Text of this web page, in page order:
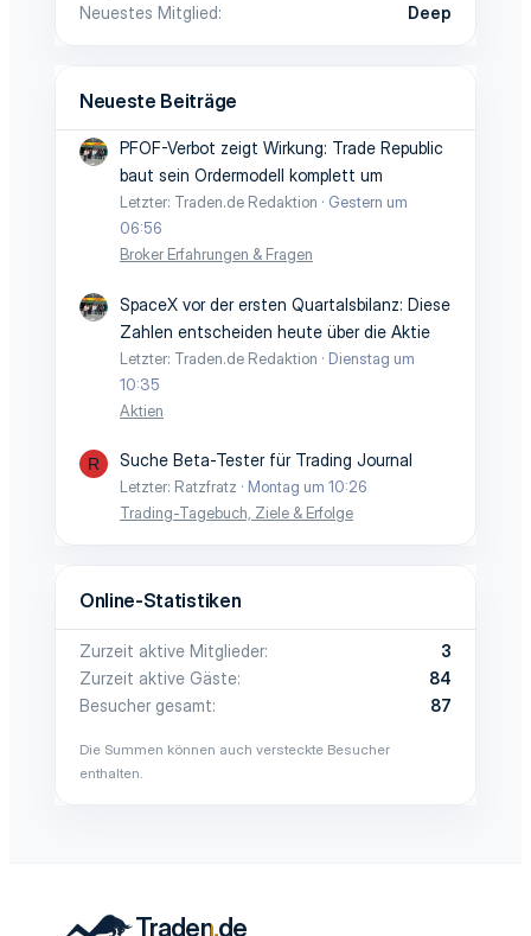
Neuestes Mitglied
Deep
Neueste Beiträge
PFOF-Verbot zeigt Wirkung: Trade Republic
baut sein Ordermodell komplett um
Letzter: Traden.de Redaktion
Gestern um
06:56
Broker Erfahrungen & Fragen
SpaceX vor der ersten Quartalsbilanz: Diese
Zahlen entscheiden heute über die Aktie
Letzter: Traden.de Redaktion
Dienstag um
10:35
Aktien
R Suche Beta-Tester für Trading Journal
Letzter: Ratzfratz
Montag um 10:26
Trading-Tagebuch, Ziele & Erfolge
Online-Statistiken
Zurzeit aktive Mitglieder
3
Zurzeit aktive Gäste
84
Besucher gesamt
87
Die Summen können auch versteckte Besucher
enthalten.